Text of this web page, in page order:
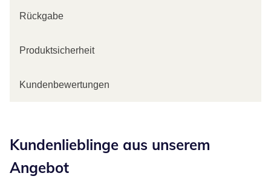
Rückgabe
Produktsicherheit
Kundenbewertungen
Kundenlieblinge aus unserem
Angebot